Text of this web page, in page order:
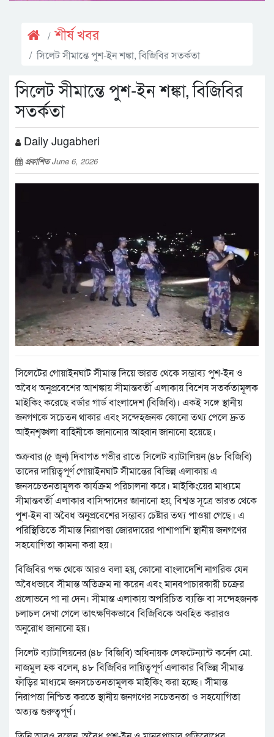
শীর্ষ খবর
সিলেট সীমান্তে পুশ-ইন শঙ্কা, বিজিবির সতর্কতা
সিলেট সীমান্তে পুশ-ইন শঙ্কা, বিজিবির
সতর্কতা
Daily Jugabheri
প্রকাশিতJune 6, 2026
সিলেটের গোয়াইনঘাট সীমান্ত দিয়ে ভারত থেকে সম্ভাব্য পুশ-ইন ও
অবৈধ অনুপ্রবেশের আশঙ্কায় সীমান্তবর্তী এলাকায় বিশেষ সতর্কতামূলক
মাইকিং করেছে বর্ডার গার্ড বাংলাদেশ (বিজিবি)। একই সঙ্গে স্থানীয়
জনগণকে সচেতন থাকার এবং সন্দেহজনক কোনো তথ্য পেলে দ্রুত
আইনশৃঙ্খলা বাহিনীকে জানানোর আহ্বান জানানো হয়েছে।
শুক্রবার (৫ জুন) দিবাগত গভীর রাতে সিলেট ব্যাটালিয়ন (৪৮ বিজিবি)
তাদের দায়িত্বপূর্ণ গোয়াইনঘাট সীমান্তের বিভিন্ন এলাকায় এ
জনসচেতনতামূলক কার্যক্রম পরিচালনা করে। মাইকিংয়ের মাধ্যমে
সীমান্তবর্তী এলাকার বাসিন্দাদের জানানো হয়, বিশ্বস্ত সূত্রে ভারত থেকে
পুশ-ইন বা অবৈধ অনুপ্রবেশের সম্ভাব্য চেষ্টার তথ্য পাওয়া গেছে। এ
পরিস্থিতিতে সীমান্ত নিরাপত্তা জোরদারের পাশাপাশি স্থানীয় জনগণের
সহযোগিতা কামনা করা হয়।
বিজিবির পক্ষ থেকে আরও বলা হয়, কোনো বাংলাদেশি নাগরিক যেন
অবৈধভাবে সীমান্ত অতিক্রম না করেন এবং মানবপাচারকারী চক্রের
প্রলোভনে পা না দেন। সীমান্ত এলাকায় অপরিচিত ব্যক্তি বা সন্দেহজনক
চলাচল দেখা গেলে তাৎক্ষণিকভাবে বিজিবিকে অবহিত করারও
অনুরোধ জানানো হয়।
সিলেট ব্যাটালিয়নের (৪৮ বিজিবি) অধিনায়ক লেফটেন্যান্ট কর্নেল মো.
নাজমুল হক বলেন, ৪৮ বিজিবির দায়িত্বপূর্ণ এলাকার বিভিন্ন সীমান্ত
ফাঁড়ির মাধ্যমে জনসচেতনতামূলক মাইকিং করা হচ্ছে। সীমান্ত
নিরাপত্তা নিশ্চিত করতে স্থানীয় জনগণের সচেতনতা ও সহযোগিতা
অত্যন্ত গুরুত্বপূর্ণ।